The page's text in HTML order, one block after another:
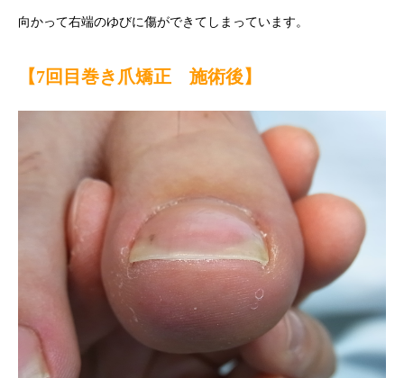
向かって右端のゆびに傷ができてしまっています。
【7回目巻き爪矯正 施術後】